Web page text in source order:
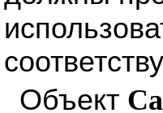
Объект